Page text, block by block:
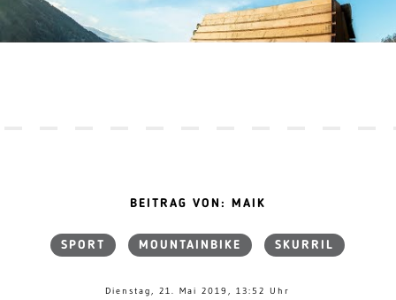
BEITRAG VON: MAIK
SPORT MOUNTAINBIKE SKURRIL
Dienstag, 21. Mai 2019, 13:52 Uhr